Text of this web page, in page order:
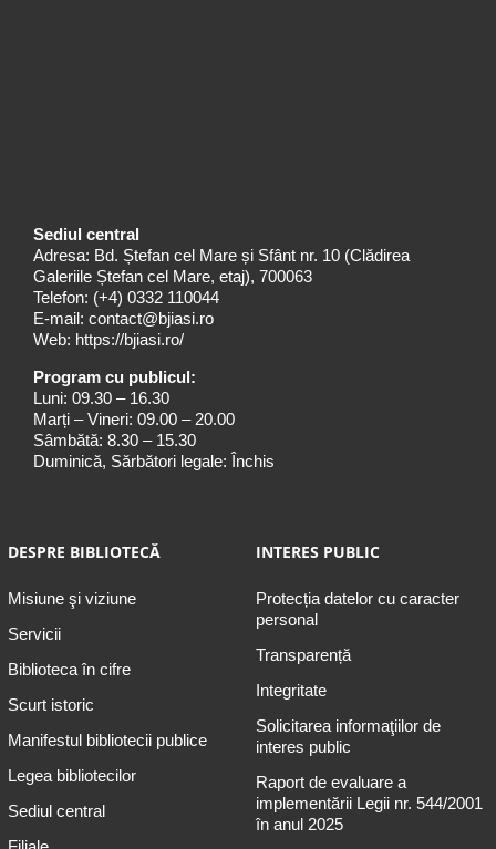
Sediul central
Adresa: Bd. Ștefan cel Mare și Sfânt nr. 10 (Clădirea
Galeriile Ștefan cel Mare, etaj), 700063
Telefon: (+4) 0332 110044
E-mail: contact@bjiasi.ro
Web: https://bjiasi.ro/
Program cu publicul:
Luni: 09.30 – 16.30
Marți – Vineri: 09.00 – 20.00
Sâmbătă: 8.30 – 15.30
Duminică, Sărbători legale: Închis
DESPRE BIBLIOTECĂ
Misiune şi viziune
Servicii
Biblioteca în cifre
Scurt istoric
Manifestul bibliotecii publice
Legea bibliotecilor
Sediul central
INTERES PUBLIC
Protecția datelor cu caracter
personal
Transparență
Integritate
Solicitarea informaţiilor de
interes public
Raport de evaluare a
implementării Legii nr. 544/2001
în anul 2025